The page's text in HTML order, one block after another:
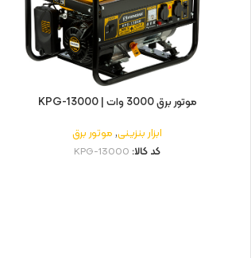
موتور برق 3000 وات | KPG-13000
ابزار بنزینی,موتور برق
کد کالا: KPG-13000